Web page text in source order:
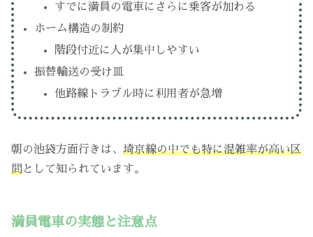
すでに満員の電車にさらに乗客が加わる
ホーム構造の制約
階段付近に人が集中しやすい
振替輸送の受け皿
他路線トラブル時に利用者が急増
朝の池袋方面行きは、 埼京線の中でも特に混雑率が高い区
間として知られています。
満員電車の実態と注意点